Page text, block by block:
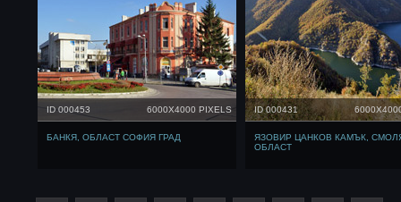
ID 000453 6000X4000 PIXELS
БАНКЯ, ОБЛАСТ СОФИЯ ГРАД
ID 000431
ЯЗОВИР ЦАНКОВ КАМЪК,
ОБЛАСТ